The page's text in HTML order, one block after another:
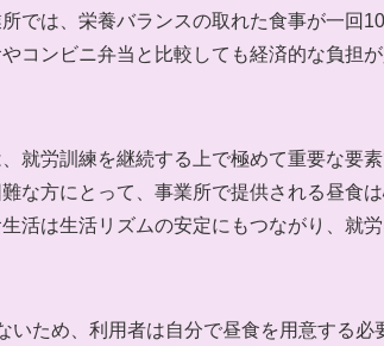
では、栄養バランスの取れた食事が一回
コンビニ弁当と比較しても経済的な負担
就労訓練を継続する上で極めて重要な要
な方にとって、事業所で提供される昼食
活は生活リズムの安定にもつながり、就
ため、利用者は自分で昼食を用意する必